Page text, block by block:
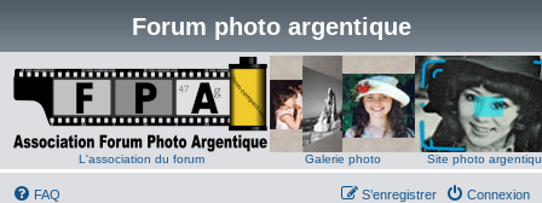
Forum photo argentique
L'association du forum Galerie photo Site photo
FAQ Connexion
S’enregistrer